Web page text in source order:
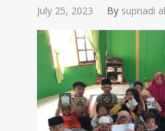
July 25, 2023 By supriadi